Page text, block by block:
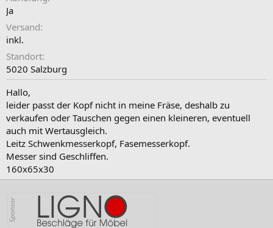
Ja
Versand
inkl.
Standort
5020 Salzburg
Hallo,
leider passt der Kopf nicht in meine Fräse, deshalb zu
verkaufen oder Tauschen gegen einen kleineren, eventuell
auch mit Wertausgleich.
Leitz Schwenkmesserkopf, Fasemesserkopf.
Messer sind Geschliffen.
160x65x30